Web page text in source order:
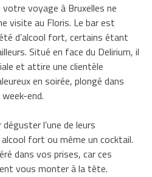
voyage à Bruxelles ne
visite au Floris. Le bar est
d’alcool fort, certains étant
Situé en face du Delirium, il
et attire une clientèle
en soirée, plongé dans
end.
l’une de leurs
fort ou même un cocktail.
dans vos prises, car ces
vous monter à la tête.